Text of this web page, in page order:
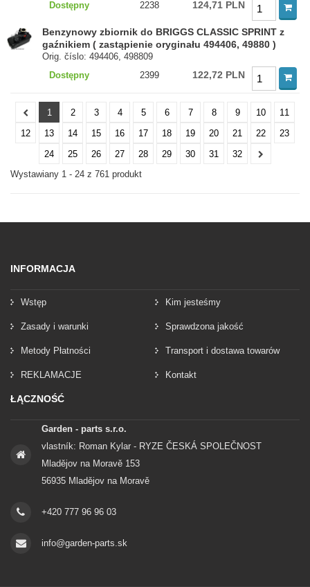
Dostępny
2238 124,71 PLN
Benzynowy zbiornik do BRIGGS CLASSIC SPRINT z
gaźnikiem ( zastąpienie oryginału 494406, 49880 )
Orig. číslo: 494406, 498809
Dostępny
2399 122,72 PLN
1 2 3 4 5 6 7 8 9 10
11
12
13 14 15 16 17 18 19 20 21 22
23
24
25 26 27 28 29 30 31
32
Wystawiany 1 - 24 z 761 produkt
INFORMACJA
Wstęp Kim jesteśmy
Zasady i warunki Sprawdzona jakość
Metody Płatności Transport i dostawa towarów
REKLAMACJE Kontakt
ŁĄCZNOŚĆ
Garden - parts s.r.o.
vlastník: Roman Kylar - RYZE ČESKÁ SPOLEČNOST
Mladějov na Moravě 153
56935 Mladějov na Moravě
+420 777 96 96 03
info@garden-parts.sk